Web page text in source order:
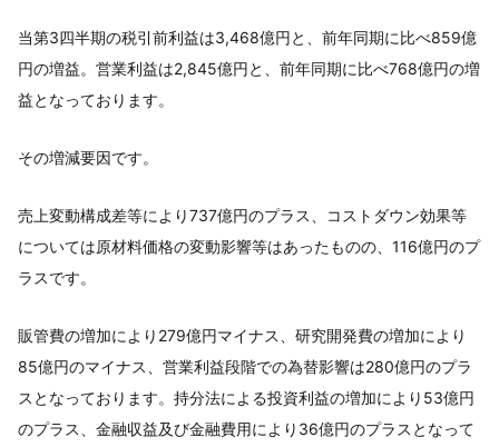
当第3四半期の税引前利益は3,468億円と、前年同期に比べ859億
円の増益。営業利益は2,845億円と、前年同期に比べ768億円の増
益となっております。
その増減要因です。
売上変動構成差等により737億円のプラス、コストダウン効果等
については原材料価格の変動影響等はあったものの、116億円のプ
ラスです。
販管費の増加により279億円マイナス、研究開発費の増加により
85億円のマイナス、営業利益段階での為替影響は280億円のプラ
スとなっております。持分法による投資利益の増加により53億円
のプラス、金融収益及び金融費用により36億円のプラスとなって